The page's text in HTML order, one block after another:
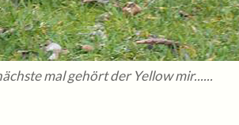
mal gehört der Yellow mir......